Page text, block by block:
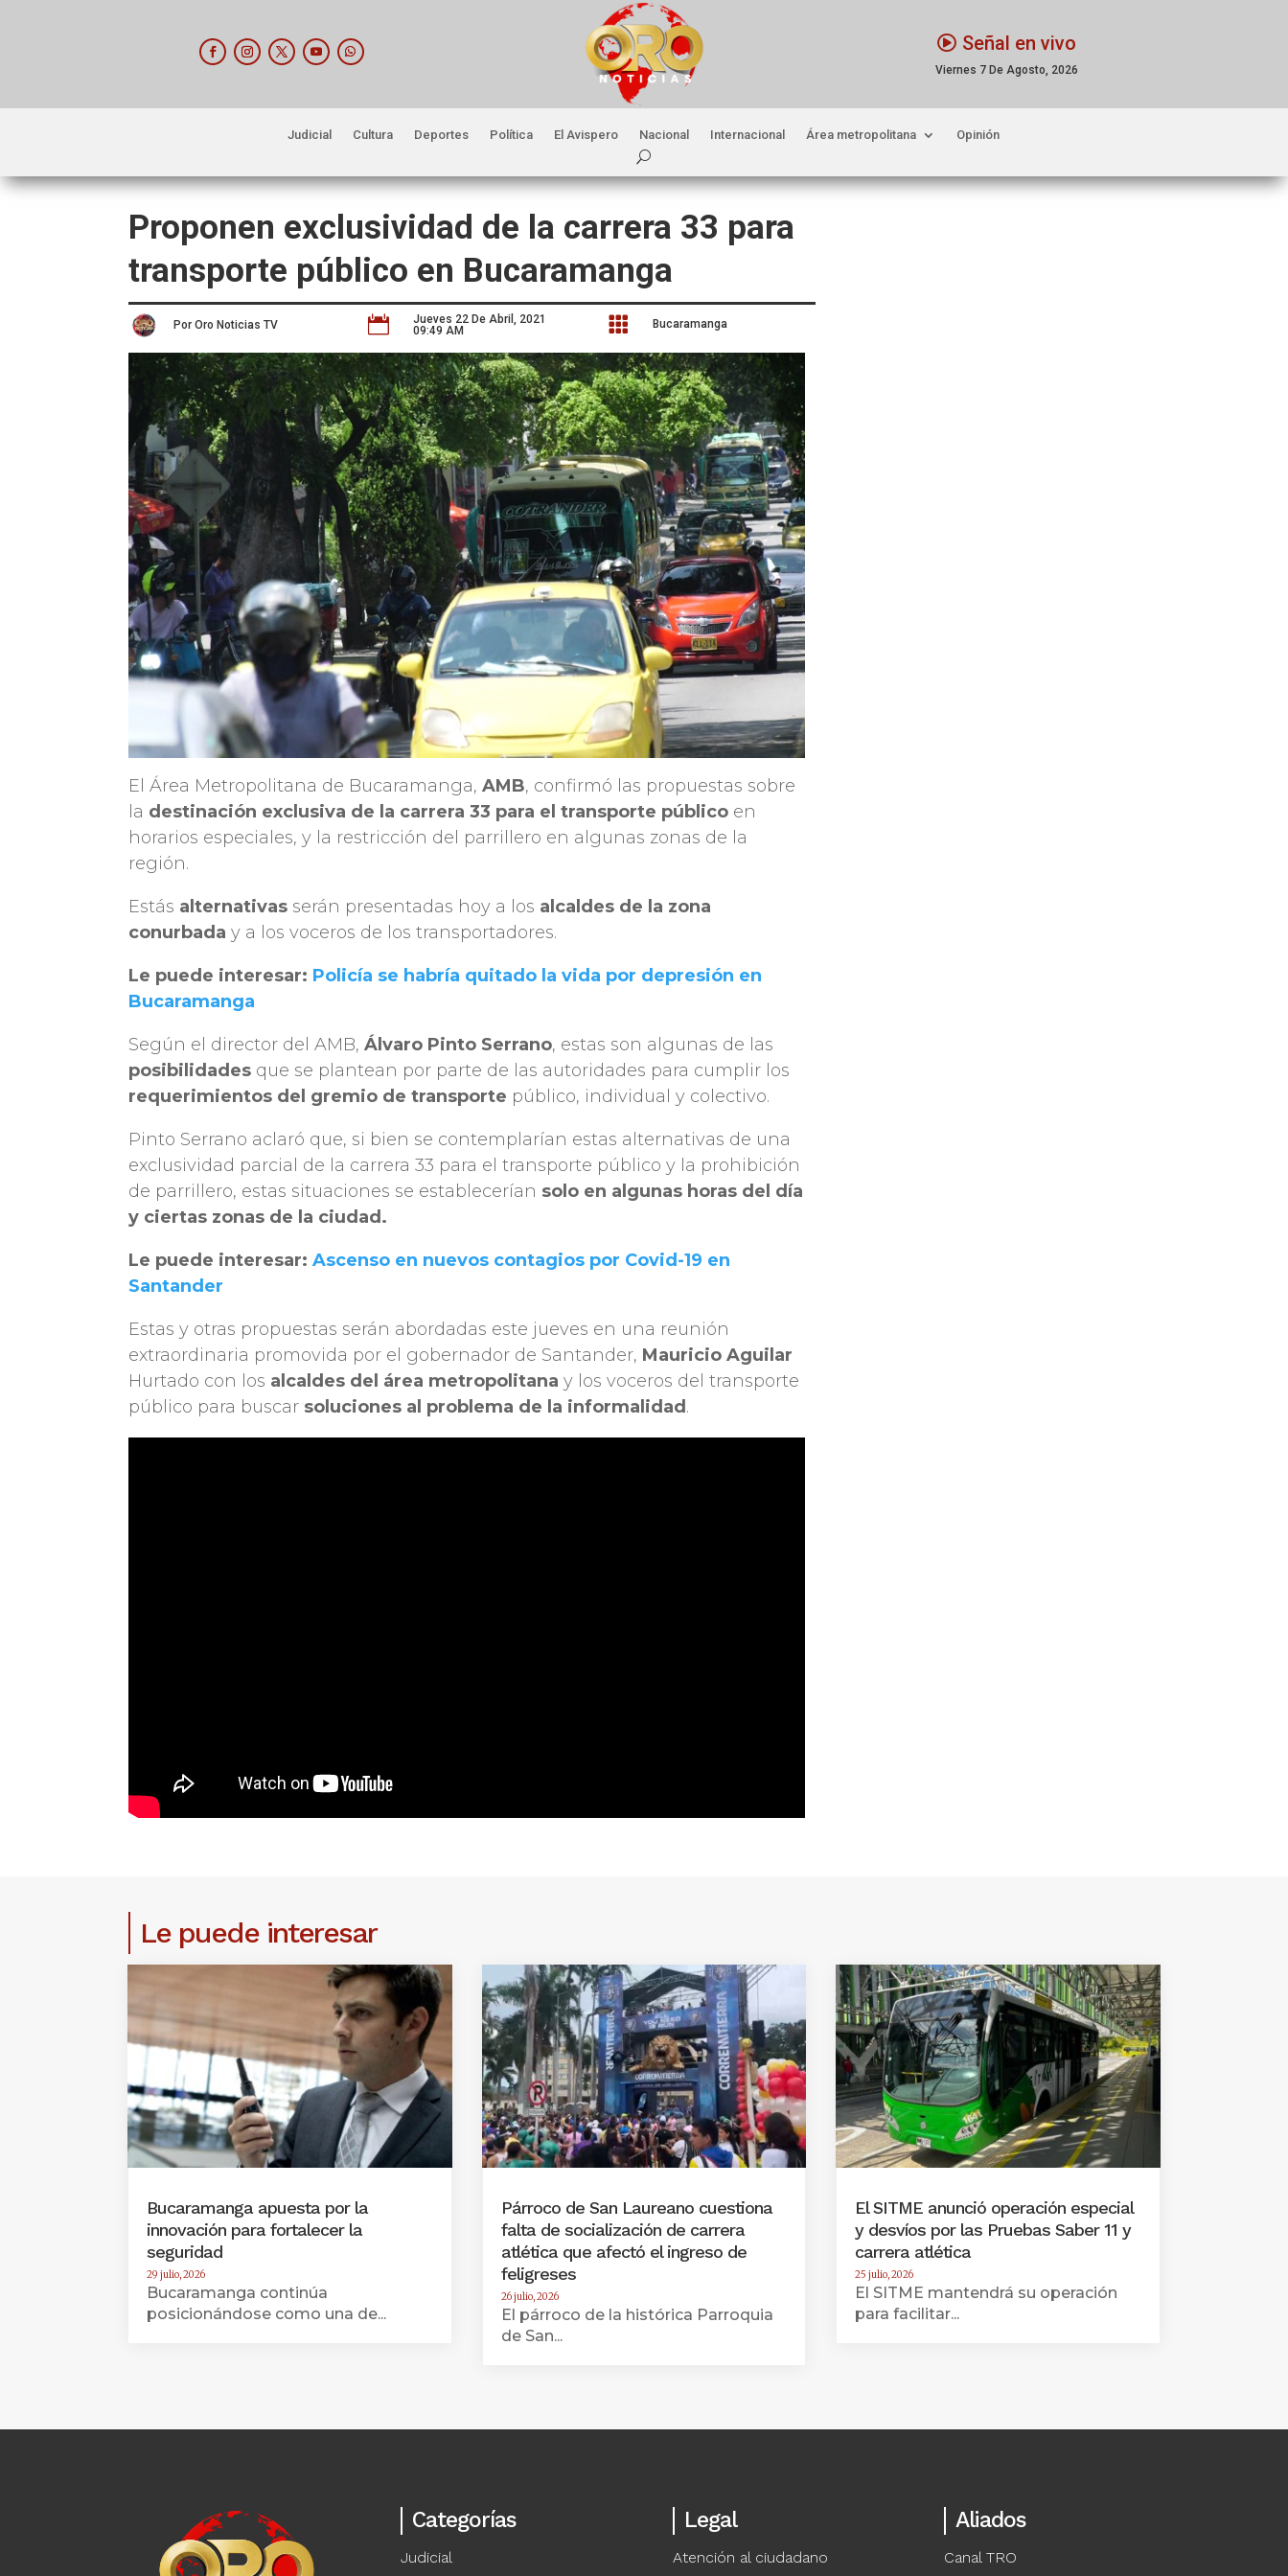
Señal en vivo
Viernes 7 De Agosto, 2026
Judicial Cultura Deportes Política El Avispero Nacional Internacional Área metropolitana Opinión
Proponen exclusividad de la carrera 33 para
transporte público en Bucaramanga
Por Oro Noticias TV 
Jueves 22 De Abril, 2021
09:49 AM
 Bucaramanga
El Área Metropolitana de Bucaramanga,AMB, confirmó las propuestas sobre
la destinación exclusiva de la carrera 33 para el transporte público en
horarios especiales, y la restricción del parrillero en algunas zonas de la
región.
Estás alternativas serán presentadas hoy a los alcaldes de la zona
conurbada y a los voceros de los transportadores.
Le puede interesar: Policía se habría quitado la vida por depresión en
Bucaramanga
Según el director del AMB,Álvaro Pinto Serrano, estas son algunas de las
posibilidades que se plantean por parte de las autoridades para cumplir los
requerimientos del gremio de transporte público, individual y colectivo.
Pinto Serrano aclaró que, si bien se contemplarían estas alternativas de una
exclusividad parcial de la carrera 33 para el transporte público y la prohibición
de parrillero, estas situaciones se establecerían solo en algunas horas del día
y ciertas zonas de la ciudad.
Le puede interesar:Ascenso en nuevos contagios por Covid-19 en
Santander
Estas y otras propuestas serán abordadas este jueves en una reunión
extraordinaria promovida por el gobernador de Santander, Mauricio Aguilar
Hurtado con los alcaldes del área metropolitana y los voceros del transporte
público para buscar soluciones al problema de la informalidad .
Le puede interesar
Bucaramanga apuesta por la
innovación para fortalecer la
seguridad
29 julio, 2026
Bucaramanga continúa
posicionándose como una de...
Párroco de San Laureano cuestiona
falta de socialización de carrera
atlética que afectó el ingreso de
feligreses
26 julio, 2026
El párroco de la histórica Parroquia
de San...
El SITME anunció operación especial
y desvíos por las Pruebas Saber 11 y
carrera atlética
25 julio, 2026
El SITME mantendrá su operación
para facilitar...
Categorías
Judicial
Legal
Atención al ciudadano
Aliados
Canal TRO